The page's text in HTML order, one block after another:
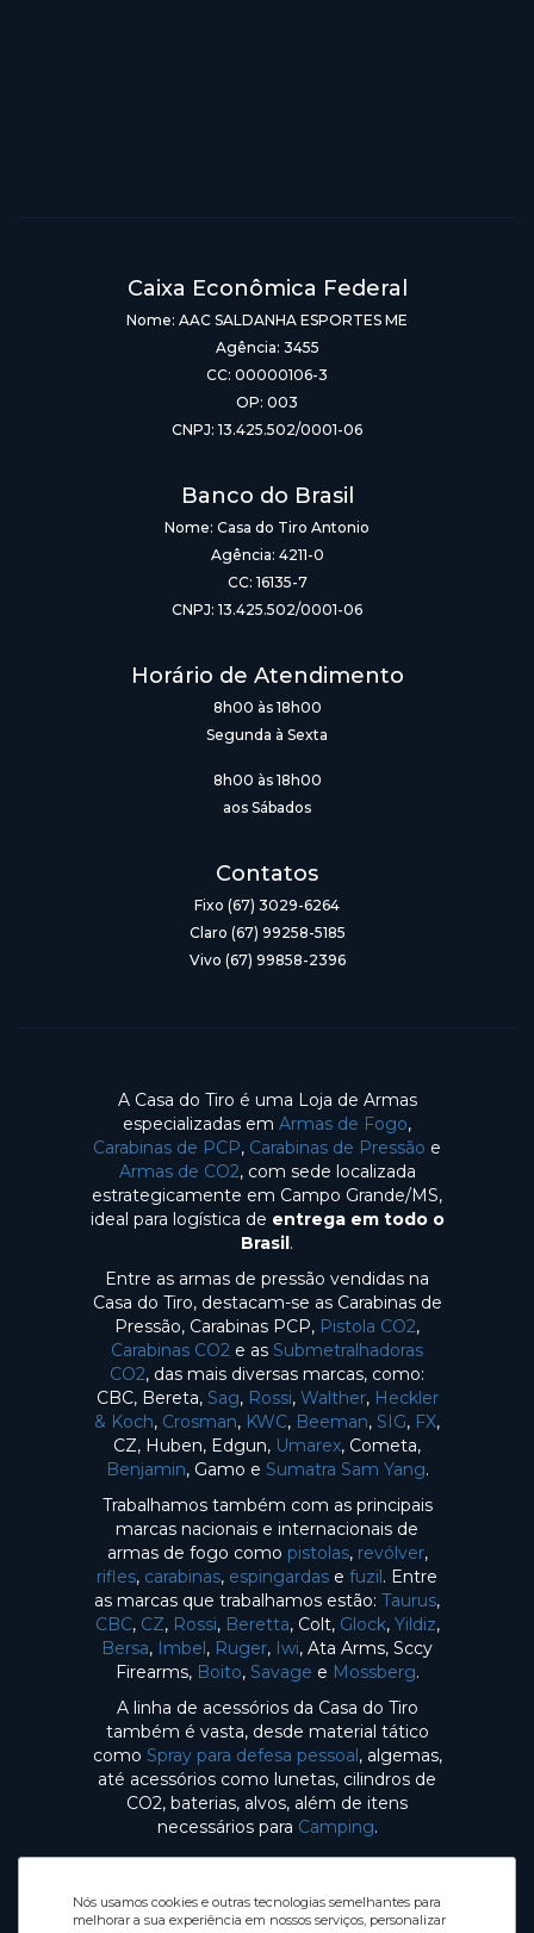
Nós usamos cookies e outras tecnologias semelhantes para
melhorar a sua experiência em nossos serviços, personalizar
Caixa Econômica Federal
Nome: AAC SALDANHA ESPORTES ME
Agência: 3455
CC: 00000106-3
OP: 003
CNPJ: 13.425.502/0001-06
Banco do Brasil
Nome: Casa do Tiro Antonio
Agência: 4211-0
CC: 16135-7
CNPJ: 13.425.502/0001-06
Horário de Atendimento
8h00 às 18h00
Segunda à Sexta
8h00 às 18h00
aos Sábados
Contatos
Fixo (67) 3029-6264
Claro (67) 99258-5185
Vivo (67) 99858-2396
A Casa do Tiro é uma Loja de Armas
especializadas em Armas de Fogo,
Carabinas de PCP, Carabinas de Pressão e
Armas de CO2, com sede localizada
estrategicamente em Campo Grande/MS,
ideal para logística de entrega em todo o
Brasil.
Entre as armas de pressão vendidas na
Casa do Tiro, destacam-se as Carabinas de
Pressão, Carabinas PCP, Pistola CO2,
Carabinas CO2 e as Submetralhadoras
CO2, das mais diversas marcas, como:
CBC, Bereta, Sag, Rossi, Walther, Heckler
& Koch, Crosman, KWC, Beeman, SIG, FX,
CZ, Huben, Edgun, Umarex, Cometa,
Benjamin, Gamo e Sumatra Sam Yang.
Trabalhamos também com as principais
marcas nacionais e internacionais de
armas de fogo como pistolas, revólver,
rifles, carabinas, espingardas e fuzil. Entre
as marcas que trabalhamos estão: Taurus,
CBC, CZ, Rossi, Beretta, Colt, Glock, Yildiz,
Bersa, Imbel, Ruger, Iwi, Ata Arms, Sccy
Firearms, Boito, Savage e Mossberg.
A linha de acessórios da Casa do Tiro
também é vasta, desde material tático
como Spray para defesa pessoal, algemas,
até acessórios como lunetas, cilindros de
CO2, baterias, alvos, além de itens
necessários para Camping.